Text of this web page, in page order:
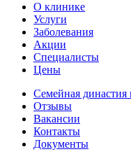
О клинике
Услуги
Заболевания
Акции
Специалисты
Цены
Семейная династия
Отзывы
Вакансии
Контакты
Документы